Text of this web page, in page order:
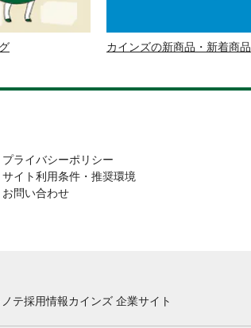
カインズの新商品・新着商品
プライバシーポリシー
サイト利用条件・推奨環境
お問い合わせ
ノテ採用情報カインズ 企業サイト